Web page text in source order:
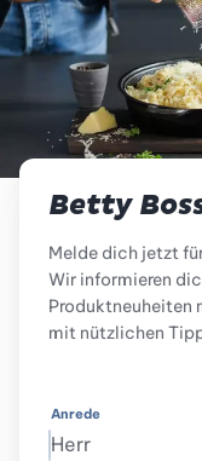
Betty
Melde dich jetzt
Wir informieren
Produktneuheiten
mit nützlichen
Anrede
Herr